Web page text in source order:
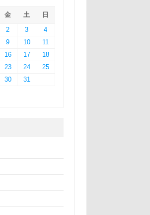
金 土
日
2 3
4
9 10
11
16 17
18
23 24
25
30
31